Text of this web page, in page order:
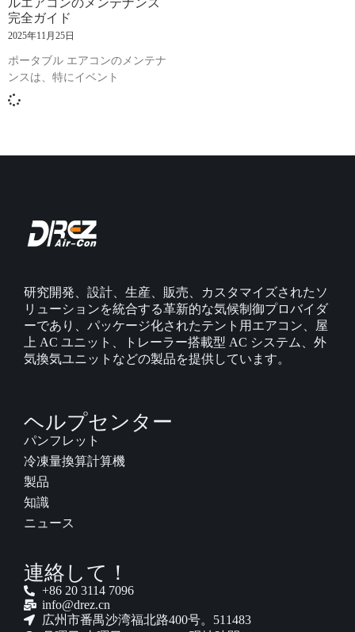
完全ガイド
2025年11月25日
ポータブル エアコンのメンテナ
ンスは、特にイベント
研究開発、設計、生産、販売、カスタマイズされたソ
リューションを統合する革新的な気候制御プロバイダ
ーであり、パッケージ化されたテント用エアコン、屋
上 AC ユニット、トレーラー搭載型 AC システム、外
気換気ユニットなどの製品を提供しています。
ヘルプセンター
パンフレット
冷凍量換算計算機
製品
知識
ニュース
連絡して！
+86 20 3114 7096
info@drez.cn
広州市番禺沙湾福北路400号。511483